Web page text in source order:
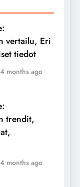
vertailu, Eri
tiedot
4 months ago
trendit,
4 months ago